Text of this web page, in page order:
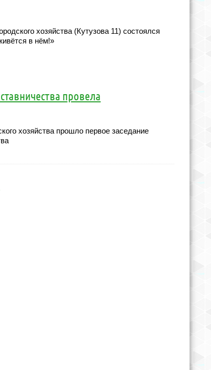
хозяйства (Кутузова 11) состоялся
в нём!»
провела
хозяйства прошло первое заседание